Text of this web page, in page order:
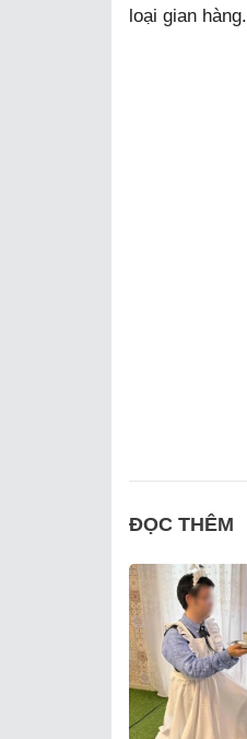
loại gian hàng.
ĐỌC THÊM